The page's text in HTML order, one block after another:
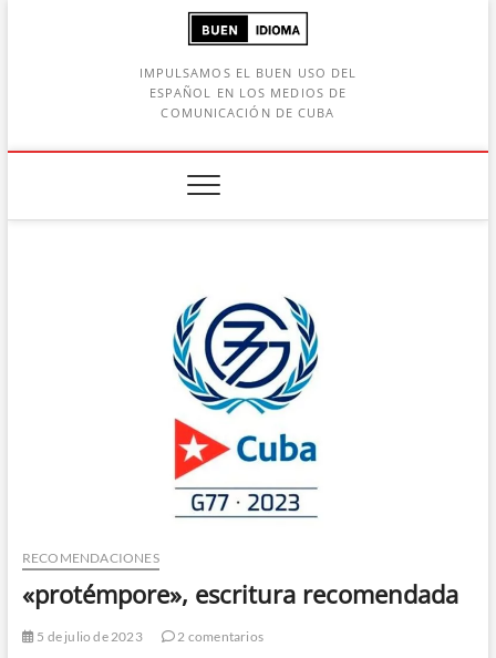
IMPULSAMOS EL BUEN USO DEL
ESPAÑOL EN LOS MEDIOS DE
COMUNICACIÓN DE CUBA
RECOMENDACIONES
«protémpore», escritura recomendada
5 de julio de 2023
2 comentarios